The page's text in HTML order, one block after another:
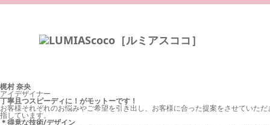
梶村 奈央
アイデザイナー
丁寧且つスピーディに！がモットーです！
お客様それぞれのお悩みやご希望を引き出し、お客様に合った提案をさせていた
指しています。
＊得意な技術/デザイン